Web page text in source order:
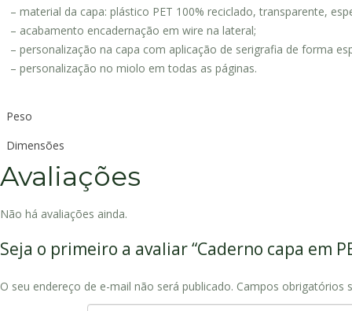
– material da capa: plástico PET 100% reciclado, transparente,
– acabamento encadernação em wire na lateral;
– personalização na capa com aplicação de serigrafia de forma
– personalização no miolo em todas as páginas.
Peso
Dimensões
Avaliações
Não há avaliações ainda.
Seja o primeiro a avaliar “Caderno capa em
O seu endereço de e-mail não será publicado. Campos obrigatórios